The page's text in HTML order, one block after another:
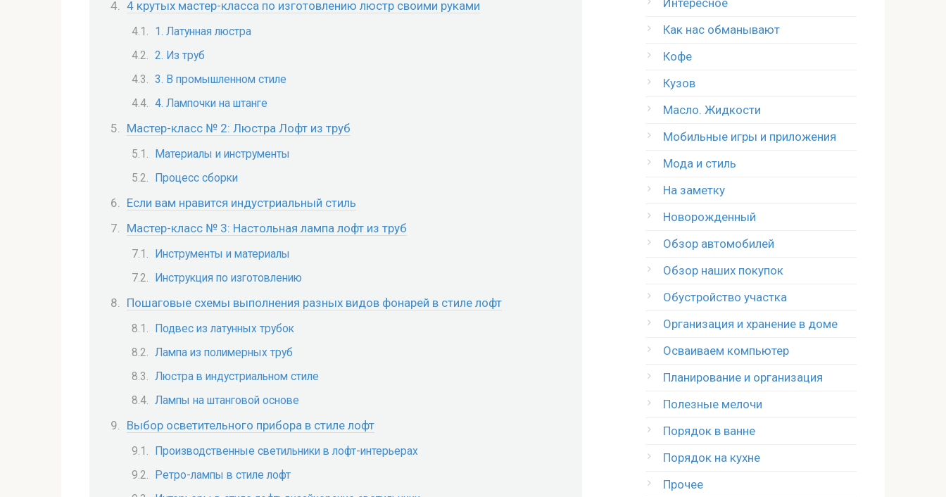
4 крутых мастер-класса по изготовлению люстр своими руками
1. Латунная люстра
2. Из труб
3. В промышленном стиле
4. Лампочки на штанге
Мастер-класс № 2: Люстра Лофт из труб
Материалы и инструменты
Процесс сборки
Если вам нравится индустриальный стиль
Мастер-класс № 3: Настольная лампа лофт из труб
Инструменты и материалы
Инструкция по изготовлению
Пошаговые схемы выполнения разных видов фонарей в стиле лофт
Подвес из латунных трубок
Лампа из полимерных труб
Люстра в индустриальном стиле
Лампы на штанговой основе
Выбор осветительного прибора в стиле лофт
Производственные светильники в лофт-интерьерах
Ретро-лампы в стиле лофт
Интересное
Как нас обманывают
Кофе
Кузов
Масло. Жидкости
Мобильные игры и приложения
Мода и стиль
На заметку
Новорожденный
Обзор автомобилей
Обзор наших покупок
Обустройство участка
Организация и хранение в доме
Осваиваем компьютер
Планирование и организация
Полезные мелочи
Порядок в ванне
Порядок на кухне
Прочее